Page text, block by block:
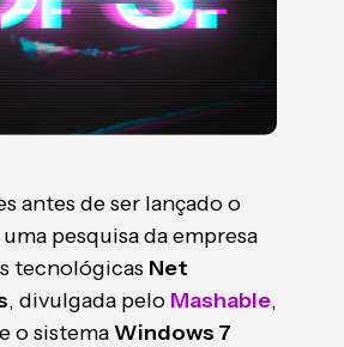
antes de ser lançado o
pesquisa da empresa
tecnológicas Net
, divulgada pelo Mashable,
o sistemaWindows 7